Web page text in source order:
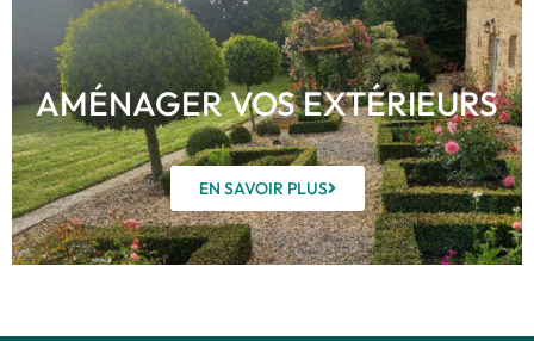
AMÉNAGER VOS EXTÉRIEURS
EN SAVOIR PLUS